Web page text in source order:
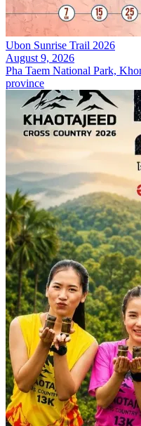
Ubon Sunrise Trail 2026
August 9, 2026
Pha Taem National Park,
province